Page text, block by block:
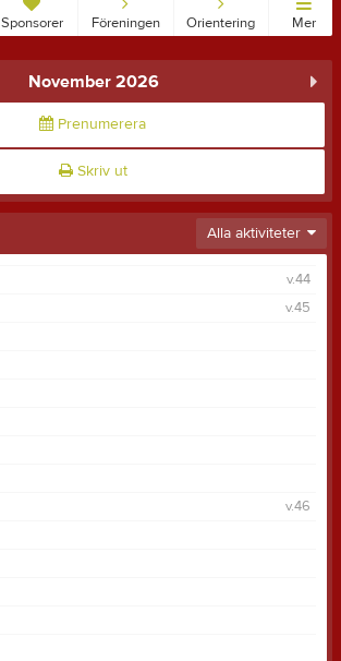
Sponsorer Föreningen Orientering Mer
November 2026
Prenumerera
Skriv ut
Alla aktiviteter
v.44
v.45
v.46